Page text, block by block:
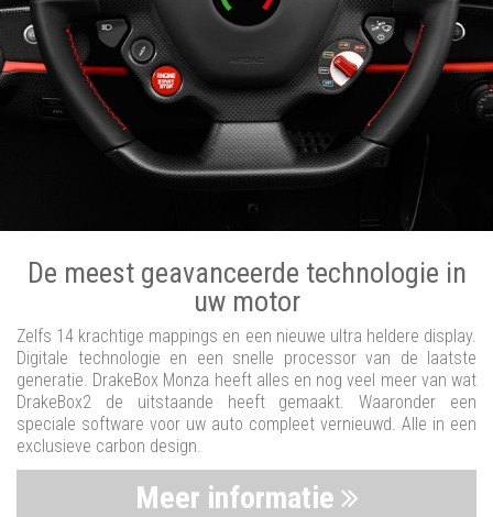
De meest geavanceerde technologie in
uw motor
Zelfs 14 krachtige mappings en een nieuwe ultra heldere display.
Digitale technologie en een snelle processor van de laatste
generatie. DrakeBox Monza heeft alles en nog veel meer van wat
DrakeBox2 de uitstaande heeft gemaakt. Waaronder een
speciale software voor uw auto compleet vernieuwd. Alle in een
exclusieve carbon design.
Meer informatie